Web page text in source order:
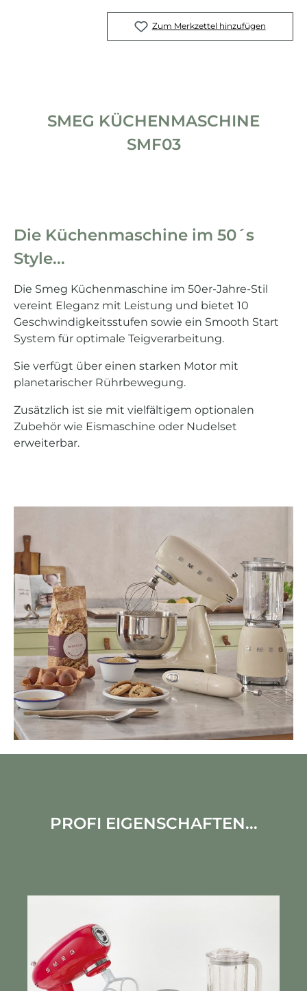
Zum Merkzettel hinzufügen
SMEG KÜCHENMASCHINE
SMF03
Die Küchenmaschine im 50´s
Style...
Die Smeg Küchenmaschine im 50er-Jahre-Stil
vereint Eleganz mit Leistung und bietet 10
Geschwindigkeitsstufen sowie ein Smooth Start
System für optimale Teigverarbeitung.
Sie verfügt über einen starken Motor mit
planetarischer Rührbewegung.
Zusätzlich ist sie mit vielfältigem optionalen
Zubehör wie Eismaschine oder Nudelset
erweiterbar.
PROFI EIGENSCHAFTEN...